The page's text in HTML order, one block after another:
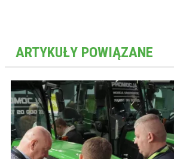
ARTYKUŁY POWIĄZANE